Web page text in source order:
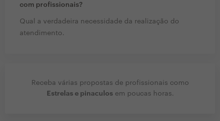
com profissionais?
Qual a verdadeira necessidade da realização do
atendimento.
Receba várias propostas de profissionais como
Estrelas e pinaculosem poucas horas.